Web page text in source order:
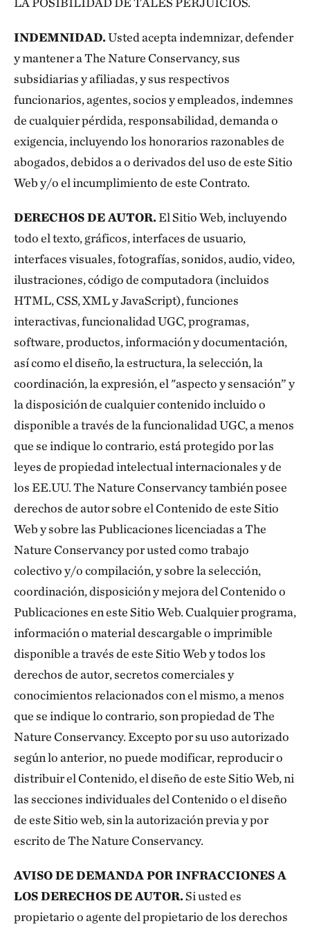
INDEMNIDAD.Usted acepta indemnizar, defender
y mantener a The Nature Conservancy, sus
subsidiarias y afiliadas, y sus respectivos
funcionarios, agentes, socios y empleados, indemnes
de cualquier pérdida, responsabilidad, demanda o
exigencia, incluyendo los honorarios razonables de
abogados, debidos a o derivados del uso de este Sitio
Web y/o el incumplimiento de este Contrato.
DERECHOS DE AUTOR.El Sitio Web, incluyendo
todo el texto, gráficos, interfaces de usuario,
interfaces visuales, fotografías, sonidos, audio, video,
ilustraciones, código de computadora (incluidos
HTML, CSS, XML y JavaScript), funciones
interactivas, funcionalidad UGC, programas,
software, productos, información y documentación,
así como el diseño, la estructura, la selección, la
coordinación, la expresión, el "aspecto y sensación” y
la disposición de cualquier contenido incluido o
disponible a través de la funcionalidad UGC, a menos
que se indique lo contrario, está protegido por las
leyes de propiedad intelectual internacionales y de
los EE.UU. The Nature Conservancy también posee
derechos de autor sobre el Contenido de este Sitio
Web y sobre las Publicaciones licenciadas a The
Nature Conservancy por usted como trabajo
colectivo y/o compilación, y sobre la selección,
coordinación, disposición y mejora del Contenido o
Publicaciones en este Sitio Web. Cualquier programa,
información o material descargable o imprimible
disponible a través de este Sitio Web y todos los
derechos de autor, secretos comerciales y
conocimientos relacionados con el mismo, a menos
que se indique lo contrario, son propiedad de The
Nature Conservancy. Excepto por su uso autorizado
según lo anterior, no puede modificar, reproducir o
distribuir el Contenido, el diseño de este Sitio Web, ni
las secciones individuales del Contenido o el diseño
de este Sitio web, sin la autorización previa y por
escrito de The Nature Conservancy.
AVISO DE DEMANDA POR INFRACCIONES A
LOS DERECHOS DE AUTOR.Si usted es
propietario o agente del propietario de los derechos